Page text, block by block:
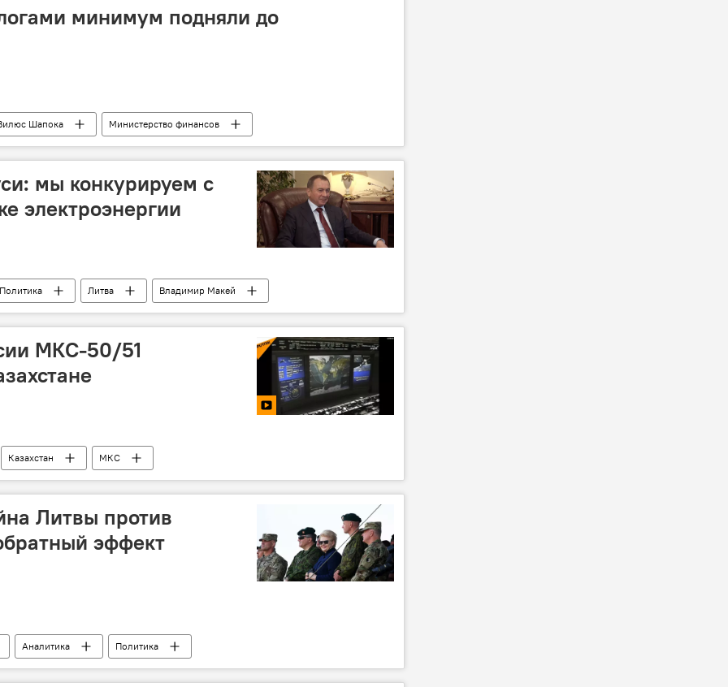
минимум подняли до
Шапока
Министерство финансов
минималка
мы конкурируем с
электроэнергии
Политика Литва
Владимир Макей
БелАЭС
МКС-50/51
Казахстан МКС
Литвы против
эффект
Аналитика
Политика
Литва
диверсанты